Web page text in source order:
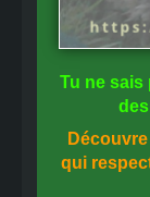
Tu ne sais
des
qui